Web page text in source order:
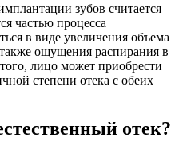
зубов считается
частью процесса
в виде увеличения объема
ощущения распирания в
лицо может приобрести
степени отека с обеих
отек?